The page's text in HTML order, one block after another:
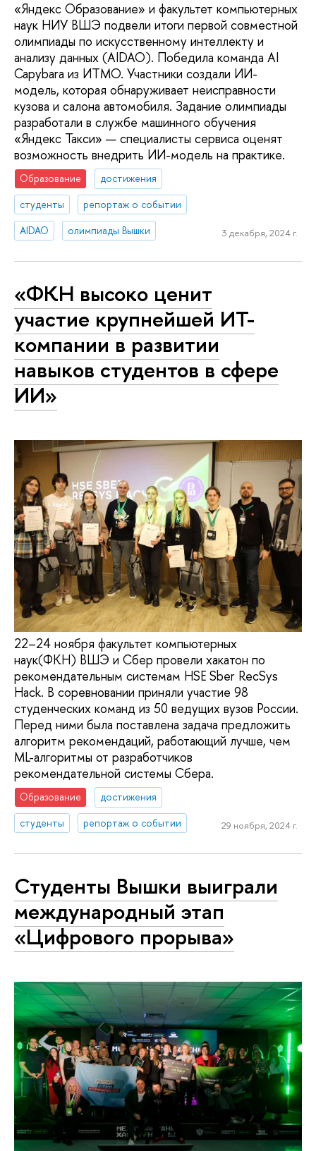
«Яндекс Образование» и факультет компьютерных
наук НИУ ВШЭ подвели итоги первой совместной
олимпиады по искусственному интеллекту и
анализу данных (AIDAO). Победила команда AI
Capybara из ИТМО. Участники создали ИИ-
модель, которая обнаруживает неисправности
кузова и салона автомобиля. Задание олимпиады
разработали в службе машинного обучения
«Яндекс Такси» — специалисты сервиса оценят
возможность внедрить ИИ-модель на практике.
Образование
достижения
студенты
репортаж о событии
AIDAO
олимпиады Вышки 3 декабря, 2024 г.
«ФКН высоко ценит
участие крупнейшей ИТ-
компании в развитии
навыков студентов в сфере
ИИ»
22–24 ноября факультет компьютерных
наук(ФКН) ВШЭ и Сбер провели хакатон по
рекомендательным системам HSE Sber RecSys
Hack. В соревновании приняли участие 98
студенческих команд из 50 ведущих вузов России.
Перед ними была поставлена задача предложить
алгоритм рекомендаций, работающий лучше, чем
ML-алгоритмы от разработчиков
рекомендательной системы Сбера.
Образование
достижения
студенты
репортаж о событии 29 ноября, 2024 г.
Студенты Вышки выиграли
международный этап
«Цифрового прорыва»